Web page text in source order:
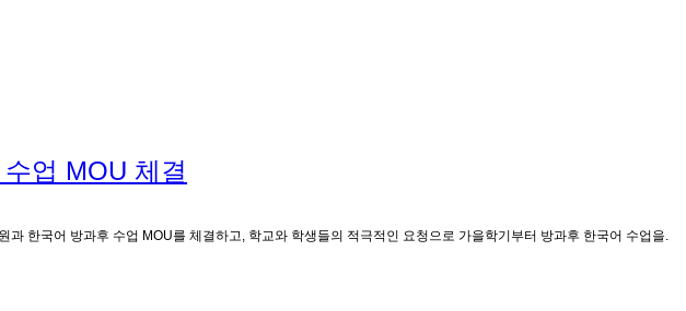
업 MOU 체결
한국어 방과후 수업 MOU를 체결하고, 학교와 학생들의 적극적인 요청으로 가을학기부터 방과후 한국어 수업을.